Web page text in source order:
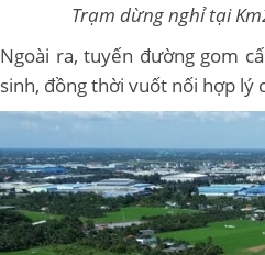
Trạm dừng nghỉ tại
Ngoài ra, tuyến đường gom
sinh, đồng thời vuốt nối hợp lý